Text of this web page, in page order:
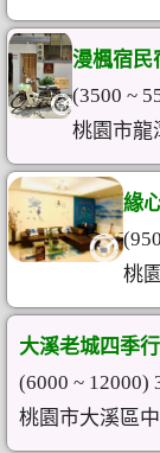
漫楓宿民
(3500 ~
桃園市龍
緣
桃
大溪老城四季
(6000 ~ 12000)
桃園市大溪區